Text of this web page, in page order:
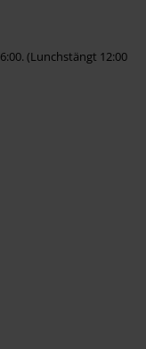
(Lunchstängt 12:00